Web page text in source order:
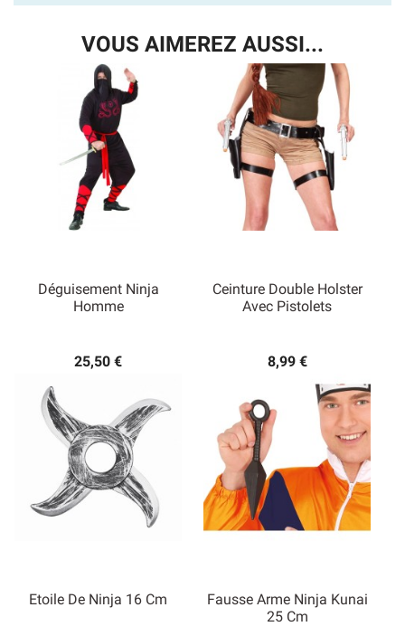
VOUS AIMEREZ AUSSI...
Déguisement Ninja
Homme
25,50 €
Ceinture Double Holster
Avec Pistolets
8,99 €
Etoile De Ninja 16 Cm
Fausse Arme Ninja Kunai
25 Cm